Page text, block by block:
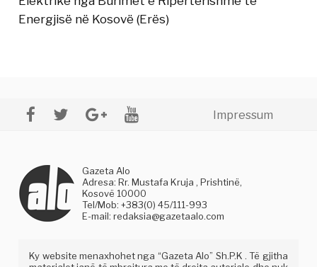
Energjisë në Kosovë (Erës)
Impressum
Gazeta Alo
Adresa: Rr. Mustafa Kruja , Prishtinë,
Kosovë 10000
Tel/Mob: +383(0) 45/111-993
E-mail:redaksia@gazetaalo.com
Ky website menaxhohet nga “Gazeta Alo” Sh.P.K . Të gjitha